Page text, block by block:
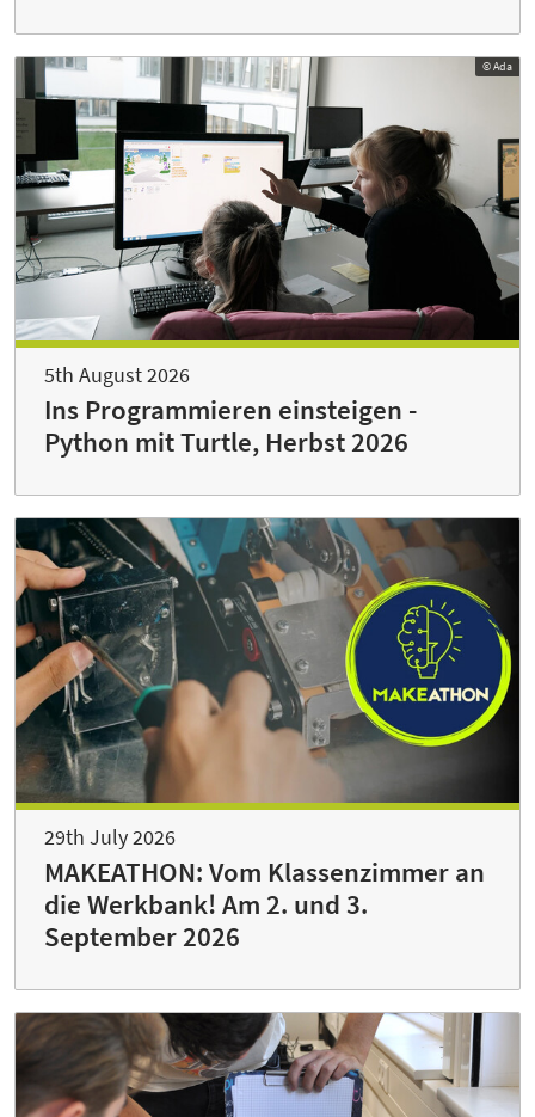
© Ada
5th August 2026
Ins Programmieren einsteigen -
Python mit Turtle, Herbst 2026
29th July 2026
MAKEATHON: Vom Klassenzimmer an
die Werkbank! Am 2. und 3.
September 2026